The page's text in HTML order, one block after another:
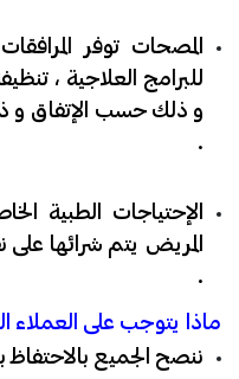
​المصحات توفر
للبرامج العلاجية ،
و ذلك حسب الإتفاق و
.
​الإحتياجات الطبية
المريض يتم شرائها على
.
ماذا يتوجب على العملاء
ننصح الجميع بالاحتفاظ